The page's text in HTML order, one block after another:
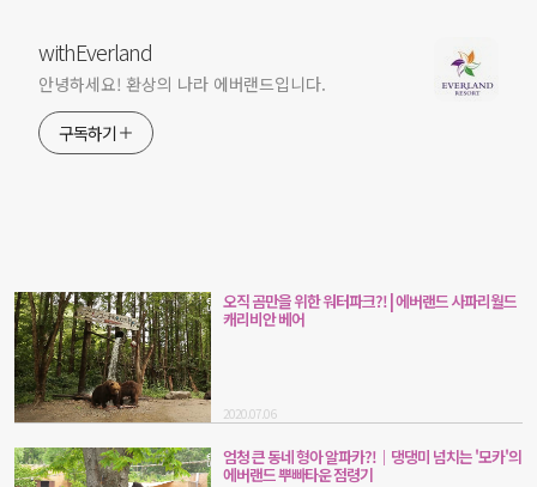
withEverland
안녕하세요! 환상의 나라 에버랜드입니다.
구독하기
오직 곰만을 위한 워터파크?! | 에버랜드 사파리월드
캐리비안 베어
2020.07.06
엄청 큰 동네 형아 알파카?!｜댕댕미 넘치는 '모카'의
에버랜드 뿌빠타운 점령기